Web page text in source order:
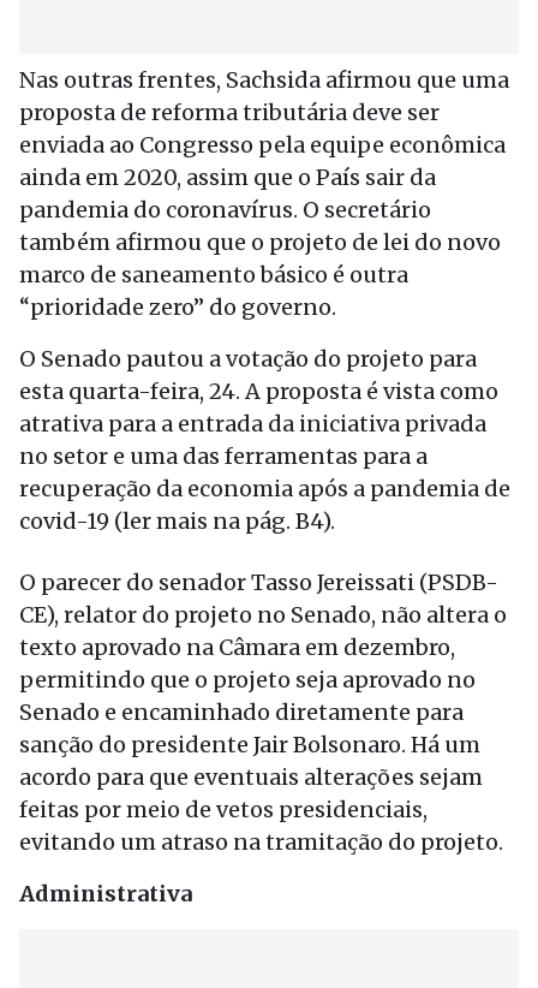
Nas outras frentes, Sachsida afirmou que uma
proposta de reforma tributária deve ser
enviada ao Congresso pela equipe econômica
ainda em 2020, assim que o País sair da
pandemia do coronavírus. O secretário
também afirmou que o projeto de lei do novo
marco de saneamento básico é outra
“prioridade zero” do governo.
O Senado pautou a votação do projeto para
esta quarta-feira, 24. A proposta é vista como
atrativa para a entrada da iniciativa privada
no setor e uma das ferramentas para a
recuperação da economia após a pandemia de
covid-19 (ler mais na pág. B4).
O parecer do senador Tasso Jereissati (PSDB-
CE), relator do projeto no Senado, não altera o
texto aprovado na Câmara em dezembro,
permitindo que o projeto seja aprovado no
Senado e encaminhado diretamente para
sanção do presidente Jair Bolsonaro. Há um
acordo para que eventuais alterações sejam
feitas por meio de vetos presidenciais,
evitando um atraso na tramitação do projeto.
Administrativa